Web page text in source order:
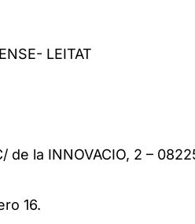
LEITAT
de la INNOVACIO, 2 –
16.